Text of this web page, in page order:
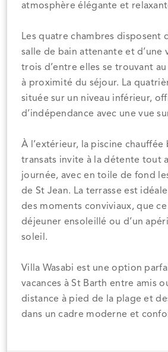
atmosphère élégante et
Les quatre chambres disposent
salle de bain attenante et d’une
trois d’entre elles se trouvant
à proximité du séjour. La
située sur un niveau inférieur,
d’indépendance avec une vue
À l’extérieur, la piscine chauffée
transats invite à la détente tout
journée, avec en toile de fond
de St Jean. La terrasse est
des moments conviviaux, que
déjeuner ensoleillé ou d’un
soleil.
Villa Wasabi est une option
vacances à St Barth entre amis
distance à pied de la plage et
dans un cadre moderne et